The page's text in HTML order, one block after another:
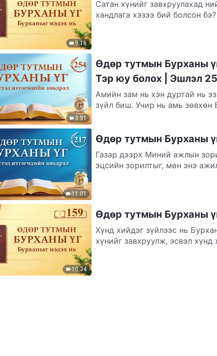
9:16
Сатан хүнийг завхруулахад
хандлага хэзээ бий болсон
3:51
Өдөр тутмын Бурханы
Тэр юу болох | Эшлэл
Амийн зам нь хэн дуртай нь
зүйл биш. Учир нь амь
11:01
Өдөр тутмын Бурханы
Газар дээрх Миний ажлын
эцсийн зорилтыг, мөн энэ
10:34
Өдөр тутмын Бурханы
Хүнд хийдэг зүйлээс нь
хүнийг завхруулж, эсвэл